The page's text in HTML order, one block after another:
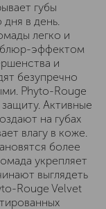
губы
в день.
легко и
блюр-эффектом
и
безупречно
Phyto-Rouge
Активные
на губах
влагу в коже.
более
укрепляет
выглядеть
Rouge Velvet